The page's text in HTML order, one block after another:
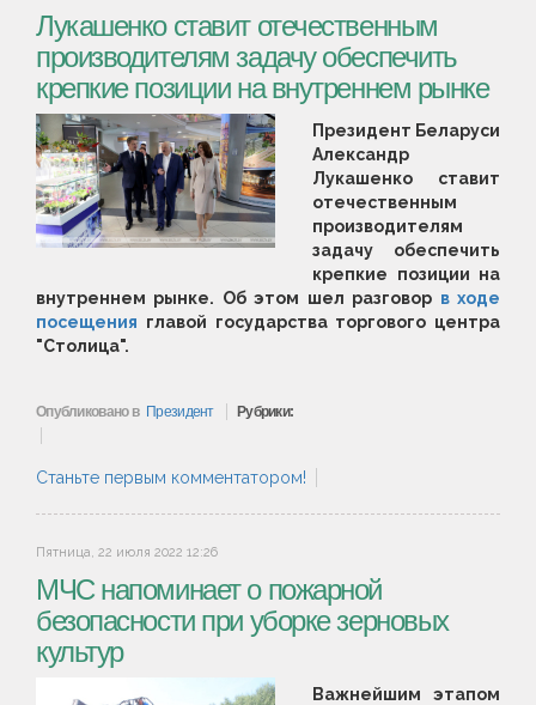
Лукашенко ставит отечественным
производителям задачу обеспечить
крепкие позиции на внутреннем рынке
Президент Беларуси
Александр
Лукашенко ставит
отечественным
производителям
задачу обеспечить
крепкие позиции на
внутреннем рынке. Об этом шел разговор в ходе
посещения главой государства торгового центра
"Столица".
Опубликовано в Президент Рубрики:
Станьте первым комментатором!
Пятница, 22 июля 2022 12:26
МЧС напоминает о пожарной
безопасности при уборке зерновых
культур
Важнейшим этапом